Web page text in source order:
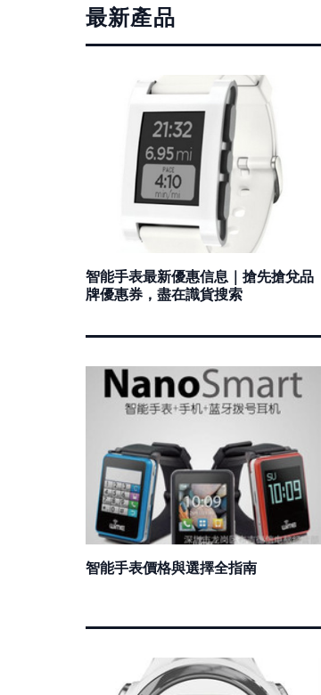
最新產品
智能手表最新優惠信息｜搶先搶兌品
牌優惠券，盡在識貨搜索
智能手表價格與選擇全指南